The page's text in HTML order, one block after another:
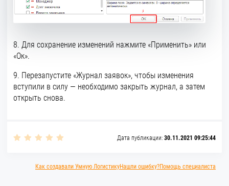
8. Для сохранение изменений нажмите «Применить» или
«Ок».
9. Перезапустите «Журнал заявок», чтобы изменения
вступили в силу — необходимо закрыть журнал, а затем
открыть снова.
Дата публикации: 30.11.2021 09:25:44
Как создавали Умную ЛогистикуНашли ошибку?Помощь специалиста